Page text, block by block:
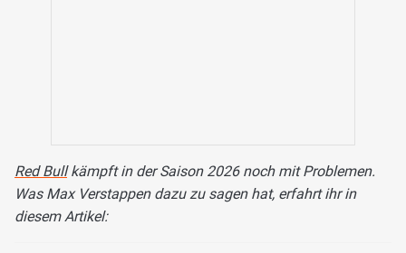
Red Bullkämpft in der Saison 2026 noch mit Problemen.
Was Max Verstappen dazu zu sagen hat, erfahrt ihr in
diesem Artikel: